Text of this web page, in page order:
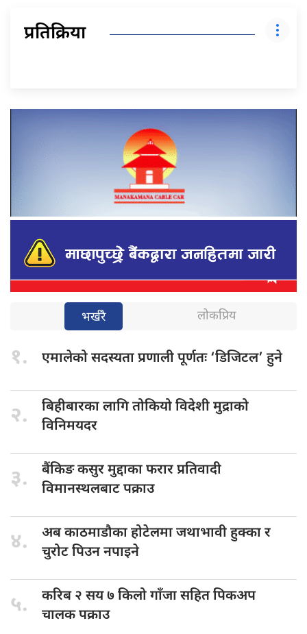
प्रतिक्रिया
भर्खरै लोकप्रिय
१. एमालेको सदस्यताप्रणाली पूर्णतः ‘डिजिटल’ हुने
२. बिहीबारका लागितोकियो विदेशी मुद्राको
विनिमयदर
३. बैंकिङ कसुरमुद्दाका फरार प्रतिवादी
विमानस्थलबाट पक्राउ
४. अब काठमाडौकाहोटेलमा जथाभावी हुक्का र
चुरोट पिउन नपाइने
५. करिब २ सय ७ किलो गाँजा सहित पिकअप
चालक पक्राउ